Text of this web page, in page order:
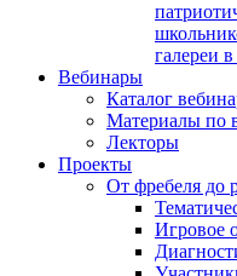
галереи
Вебинары
Каталог
Материалы по
Лекторы
Проекты
От фребеля до
Игровое